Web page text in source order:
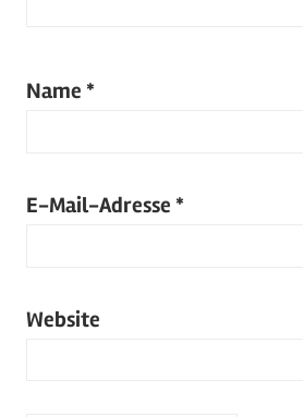
Name *
E-Mail-Adresse *
Website